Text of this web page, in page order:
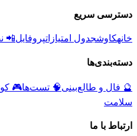
دسترسی سریع
خانهکاوشجدول امتیازاتپروفایل📲
دسته‌بندی‌ها
🔮 فال و طالع‌بینی🧠 تست‌ها🎮
سلامت
ارتباط با ما